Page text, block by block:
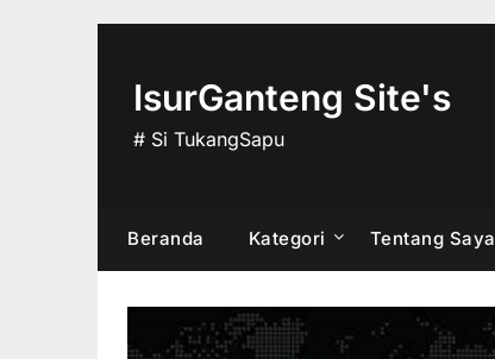
IsurGanteng Site's
# Si TukangSapu
Beranda Kategori Tentang Saya